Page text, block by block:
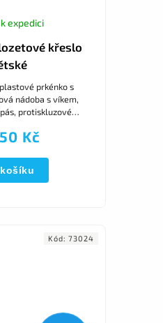
křeslo
expedici
Kč
prkénko s
nádoba s víkem,
protiskluzové
Kód: 73024